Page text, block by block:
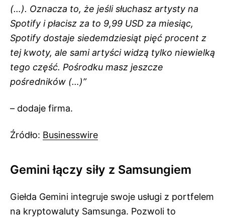
(…). Oznacza to, że jeśli słuchasz artysty na
Spotify i płacisz za to 9,99 USD za miesiąc,
Spotify dostaje siedemdziesiąt pięć procent z
tej kwoty, ale sami artyści widzą tylko niewielką
tego część. Pośrodku masz jeszcze
pośredników (…)”
– dodaje firma.
Źródło: Businesswire
Gemini łączy siły z Samsungiem
Giełda Gemini integruje swoje usługi z portfelem
na kryptowaluty Samsunga. Pozwoli to